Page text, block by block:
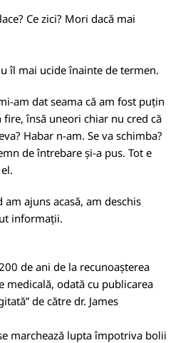
Ce zici? Mori dacă mai
îl mai ucide înainte de termen.
am dat seama că am fost puțin
însă uneori chiar nu cred că
Habar n-am. Se va schimba?
de întrebare și-a pus. Tot e
am ajuns acasă, am deschis
informații.
de ani de la recunoașterea
medicală, odată cu publicarea
de către dr. James
marchează lupta împotriva bolii